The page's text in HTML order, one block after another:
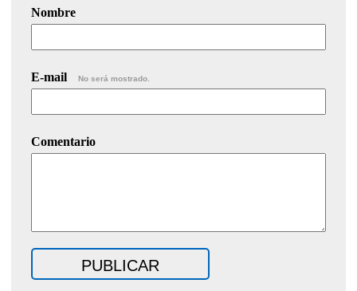
Nombre
E-mail No será mostrado.
Comentario